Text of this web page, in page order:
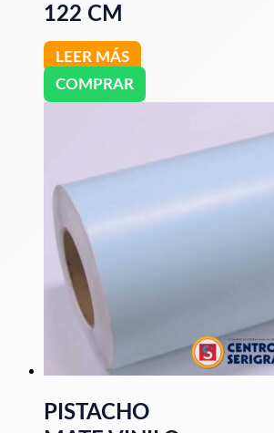
122 CM
LEER MÁS
COMPRAR
PISTACHO